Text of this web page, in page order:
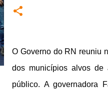
O Governo do RN reuniu
dos municípios alvos de
público. A governadora